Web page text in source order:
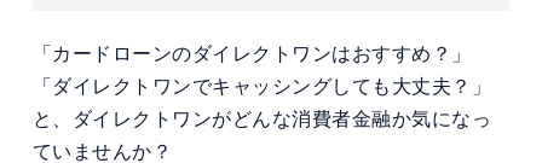
「カードローンのダイレクトワンはおすすめ？」
「ダイレクトワンでキャッシングしても大丈夫？」
と、ダイレクトワンがどんな消費者金融か気になっ
ていませんか？